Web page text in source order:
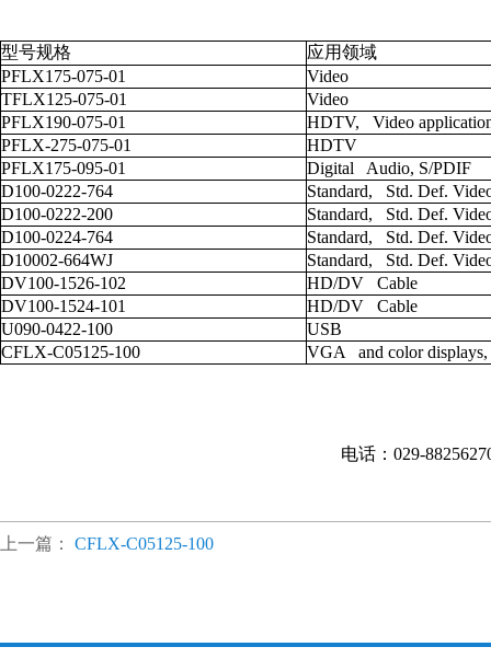
型号规格
应用领域
PFLX175-075-01
Video
TFLX125-075-01
Video
PFLX190-075-01
HDTV, Video
PFLX-275-075-01
HDTV
PFLX175-095-01
Digital Audio, S/PDIF
D100-0222-764
Standard, Std. Def.
D100-0222-200
Standard, Std. Def.
D100-0224-764
Standard, Std. Def.
D10002-664WJ
Standard, Std. Def.
DV100-1526-102
HD/DV Cable
DV100-1524-101
HD/DV Cable
U090-0422-100
USB
CFLX-C05125-100
VGA and color displays,
电话：029-
上一篇： CFLX-C05125-100